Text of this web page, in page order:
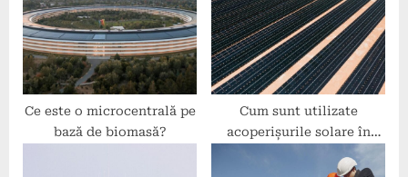
Ce este o microcentrală pe
bază de biomasă?
Cum sunt utilizate
acoperișurile solare în
spațiile industriale?